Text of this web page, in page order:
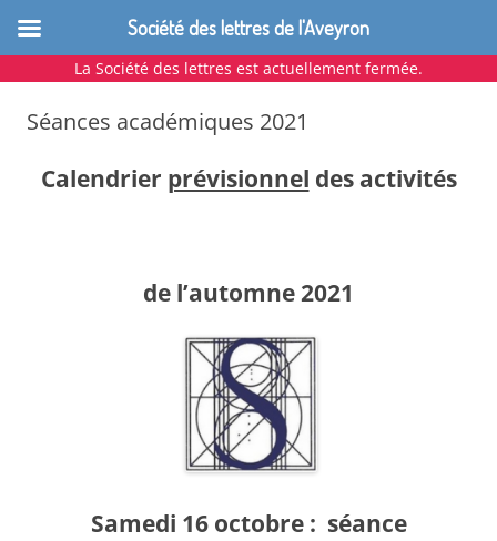
La Société des lettres est actuellement fermée.
Aller
contenu
Séances académiques 2021
Calendrier prévisionnel des activités
de l’automne 2021
Samedi 16 octobre : séance
Société des lettres de l'Aveyron